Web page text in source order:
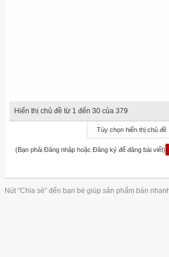
Hiển thị chủ đề từ 1 đến 30 của 379
Tùy chọn hiển thị chủ đề
(Bạn phải Đăng nhập hoặc Đăng ký để đăng bài viết)
Nút "Chia sẻ" đến bạn bè giúp sản phẩm bán